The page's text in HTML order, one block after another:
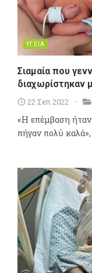
ΥΓΕΙΑ
Σιαμαία που
22 Σεπ 2022
«Η επέμβαση
πήγαν πολύ